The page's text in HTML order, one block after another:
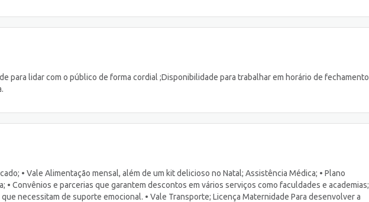
para lidar com o público de forma cordial ;Disponibilidade para trabalhar em horário de fechamento
• Vale Alimentação mensal, além de um kit delicioso no Natal; Assistência Médica; • Plano
• Convênios e parcerias que garantem descontos em vários serviços como faculdades e academias;
necessitam de suporte emocional. • Vale Transporte; Licença Maternidade Para desenvolver a